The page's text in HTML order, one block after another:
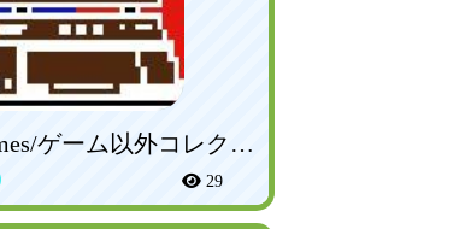
ExceptGames/ゲーム以外コレクション
29